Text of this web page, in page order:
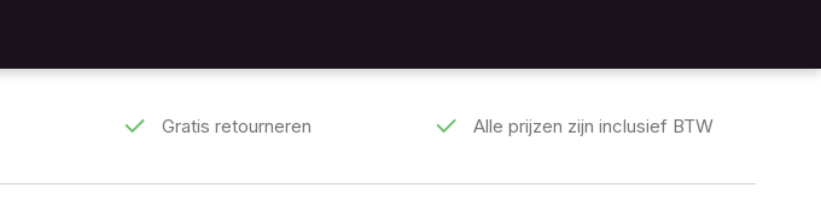
Gratis retourneren Alle prijzen zijn inclusief BTW